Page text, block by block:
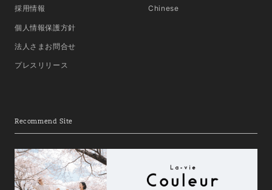
採用情報
個人情報保護方針
法人さまお問合せ
プレスリリース
Chinese
Recommend Site